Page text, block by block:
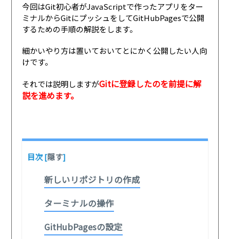
今回はGit初心者がJavaScriptで作ったアプリをター
ミナルからGitにプッシュをしてGitHubPagesで公開
するための手順の解説をします。
細かいやり方は置いておいてとにかく公開したい人向
けです。
それでは説明しますがGitに登録したのを前提に解
説を進めます。
目次[隠す]
新しいリポジトリの作成
ターミナルの操作
GitHubPagesの設定